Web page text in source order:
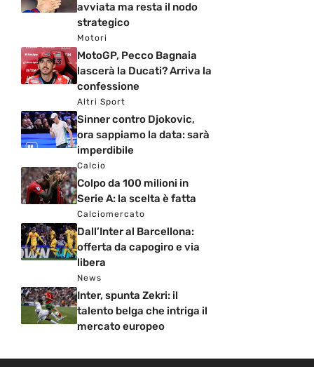
avviata ma resta il nodo
strategico
Motori
MotoGP, Pecco Bagnaia
lascerà la Ducati? Arriva la
confessione
Altri Sport
Sinner contro Djokovic,
ora sappiamo la data: sarà
imperdibile
Calcio
Colpo da 100 milioni in
Serie A: la scelta è fatta
Calciomercato
Dall’Inter al Barcellona:
offerta da capogiro e via
libera
News
Inter, spunta Zekri: il
talento belga che intriga il
mercato europeo